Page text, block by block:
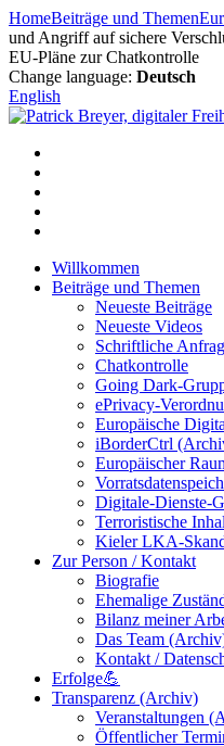
Zum
Inhalt
springen
HomeBeiträge und Themen
und Angriff auf sichere
EU-Pläne zur Chatkontrolle
Change language: Deutsch
English
Willkommen
Beiträge und Themen
Neueste Beiträge
Neueste Videos
Schriftliche
Chatkontrolle
Going Dark-
ePrivacy-
Europäische
iBorderCtrl
Europäischer
Digitale-Dienste-
Terroristische
Kieler LKA-
Zur Person / Kontakt
Biografie
Ehemalige
Bilanz meiner
Das Team
Kontakt /
Erfolge💪
Transparenz (Archiv)
Veranstaltungen
Öffentlicher